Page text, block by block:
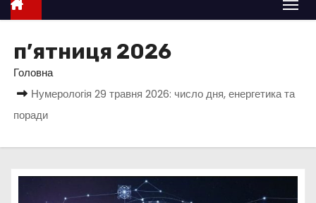
п’ятниця 2026
Головна
Нумерологія 29 травня 2026: число дня, енергетика та
поради